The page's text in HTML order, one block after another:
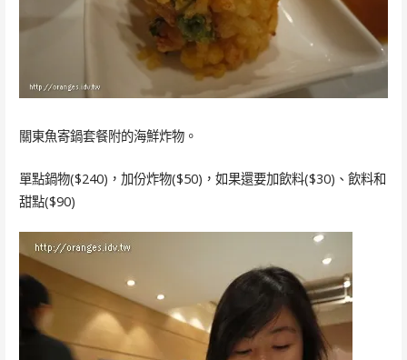
關東魚寄鍋套餐附的海鮮炸物。
單點鍋物($240)，加份炸物($50)，如果還要加飲料($30)、飲料和
甜點($90)